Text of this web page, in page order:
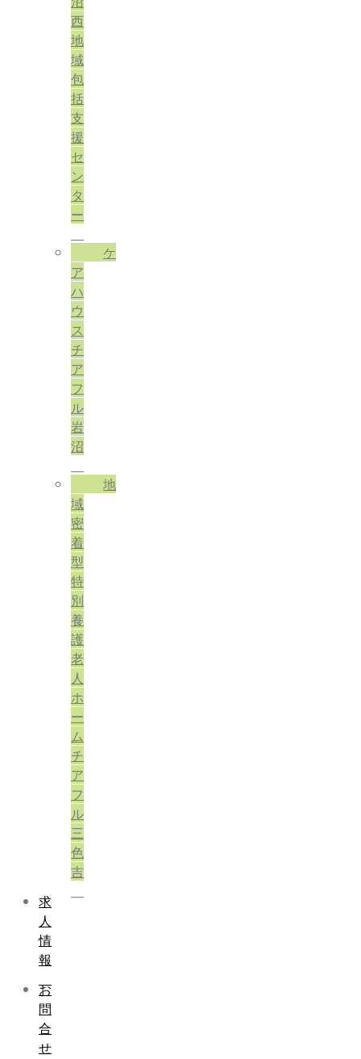
西
地
域
包
括
支
援
セ
ン
タ
ー
ケ
ア
ハ
ウ
ス
チ
ア
フ
ル
岩
沼
地
域
密
着
型
特
別
養
護
老
人
ホ
ー
ム
チ
ア
フ
ル
三
色
吉
求
人
情
報
お
問
合
せ